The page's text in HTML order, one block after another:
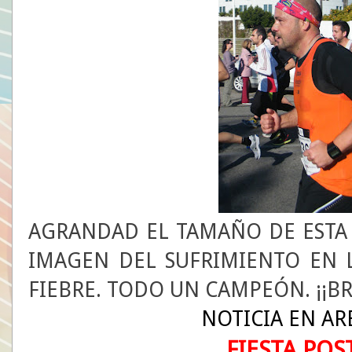
AGRANDAD EL TAMAÑO DE
IMAGEN DEL SUFRIMIENTO EN
FIEBRE. TODO UN CAMPEÓN.
NOTICIA EN